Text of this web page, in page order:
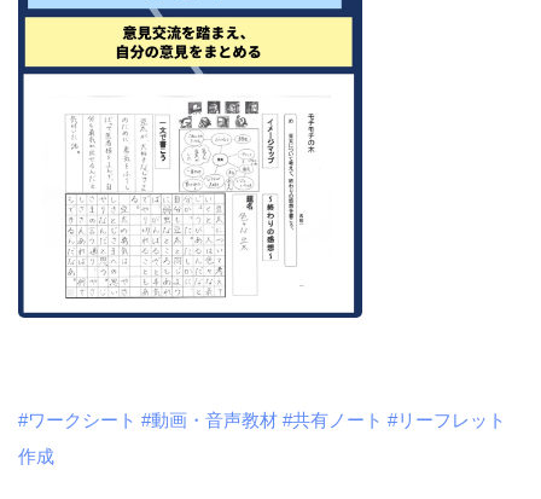
#ワークシート #動画・音声教材 #共有ノート #リーフレット
作成